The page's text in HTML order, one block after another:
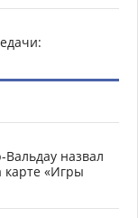
назвал
карте «Игры